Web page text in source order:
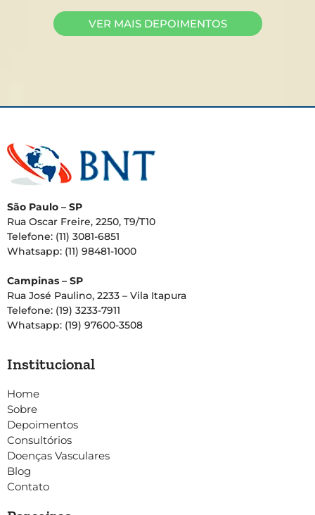
VER MAIS DEPOIMENTOS
São Paulo – SP
Rua Oscar Freire, 2250, T9/T10
Telefone: (11) 3081-6851
Whatsapp: (11) 98481-1000
Campinas – SP
Rua José Paulino, 2233 – Vila Itapura
Telefone: (19) 3233-7911
Whatsapp: (19) 97600-3508
Institucional
Home
Sobre
Depoimentos
Consultórios
Doenças Vasculares
Blog
Contato